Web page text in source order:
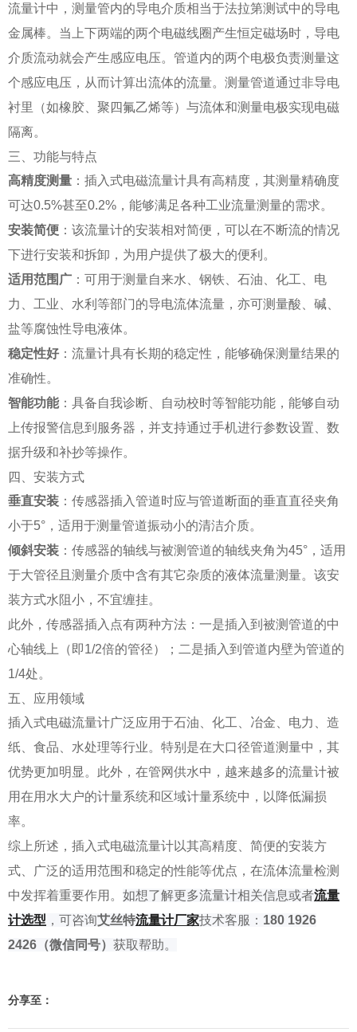
流量计中，测量管内的导电介质相当于法拉第测试中的导电
金属棒。当上下两端的两个电磁线圈产生恒定磁场时，导电
介质流动就会产生感应电压。管道内的两个电极负责测量这
个感应电压，从而计算出流体的流量。测量管道通过非导电
衬里（如橡胶、聚四氟乙烯等）与流体和测量电极实现电磁
隔离。
三、功能与特点
高精度测量 ：插入式电磁流量计具有高精度，其测量精确度
可达0.5%甚至0.2%，能够满足各种工业流量测量的需求。
安装简便 ：该流量计的安装相对简便，可以在不断流的情况
下进行安装和拆卸，为用户提供了极大的便利。
适用范围广 ：可用于测量自来水、钢铁、石油、化工、电
力、工业、水利等部门的导电流体流量，亦可测量酸、碱、
盐等腐蚀性导电液体。
稳定性好：流量计具有长期的稳定性，能够确保测量结果的
准确性。
智能功能：具备自我诊断、自动校时等智能功能，能够自动
上传报警信息到服务器，并支持通过手机进行参数设置、数
据升级和补抄等操作。
四、安装方式
垂直安装 ：传感器插入管道时应与管道断面的垂直直径夹角
小于5°，适用于测量管道振动小的清洁介质。
倾斜安装 ：传感器的轴线与被测管道的轴线夹角为45°，适用
于大管径且测量介质中含有其它杂质的液体流量测量。该安
装方式水阻小，不宜缠挂。
此外，传感器插入点有两种方法：一是插入到被测管道的中
心轴线上（即1/2倍的管径）；二是插入到管道内壁为管道的
1/4处。
五、应用领域
插入式电磁流量计广泛应用于石油、化工、冶金、电力、造
纸、食品、水处理等行业。特别是在大口径管道测量中，其
优势更加明显。此外，在管网供水中，越来越多的流量计被
用在用水大户的计量系统和区域计量系统中，以降低漏损
率。
综上所述，插入式电磁流量计以其高精度、简便的安装方
式、广泛的适用范围和稳定的性能等优点，在流体流量检测
中发挥着重要作用。 如想了解更多流量计相关信息或者流量
计选型 ，可咨询艾丝特流量计厂家技术客服： 180 1926
2426 （微信同号） 获取帮助。
分享至：